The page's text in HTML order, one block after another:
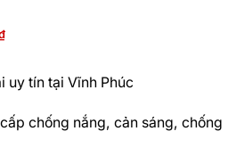
Giá
là:
650,000₫.
uy tín tại Vĩnh Phúc
chống nắng, cản sáng, chống